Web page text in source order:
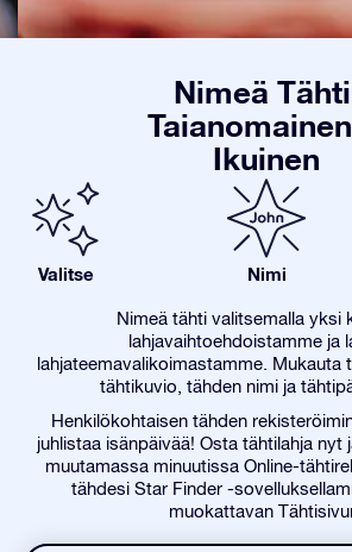
Nimeä
Ikuinen
Valitse Nimi
Nimeä tähti valitsemalla yksi
lahjavaihtoehdoistamme ja
lahjateemavalikoimastamme. Mukauta
tähtikuvio, tähden nimi ja
Henkilökohtaisen tähden
juhlistaa isänpäivää! Osta tähtilahja nyt
muutamassa minuutissa Online-
tähdesi Star Finder -
muokattavan